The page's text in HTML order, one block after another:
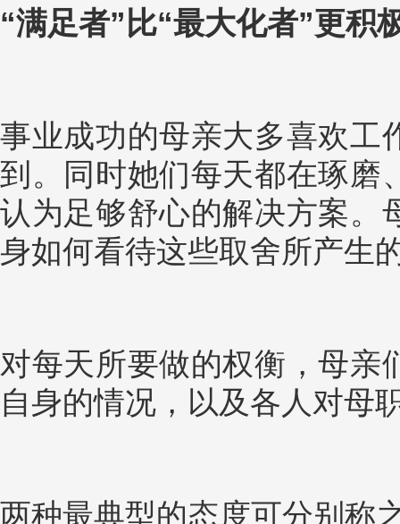
“满足者”比“最大化者”更积
事业成功的母亲大多喜欢工
到。同时她们每天都在琢磨
认为足够舒心的解决方案。
身如何看待这些取舍所产生
对每天所要做的权衡，母亲
自身的情况，以及各人对母
两种最典型的态度可分别称